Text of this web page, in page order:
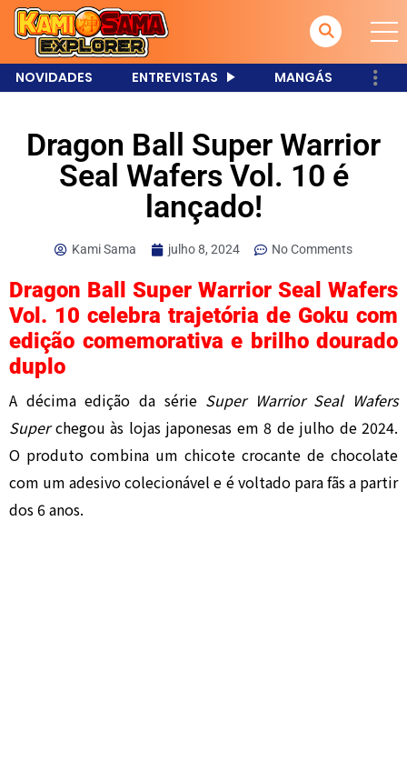
NOVIDADES ENTREVISTAS MANGÁS
Dragon Ball Super Warrior
Seal Wafers Vol. 10 é
lançado!
Kami Sama julho 8, 2024 No Comments
Dragon Ball Super Warrior Seal Wafers
Vol. 10 celebra trajetória de Goku com
edição comemorativa e brilho dourado
duplo
A décima edição da série Super Warrior Seal Wafers
Superchegou às lojas japonesas em 8 de julho de 2024.
O produto combina um chicote crocante de chocolate
com um adesivo colecionável e é voltado para fãs a partir
dos 6 anos.